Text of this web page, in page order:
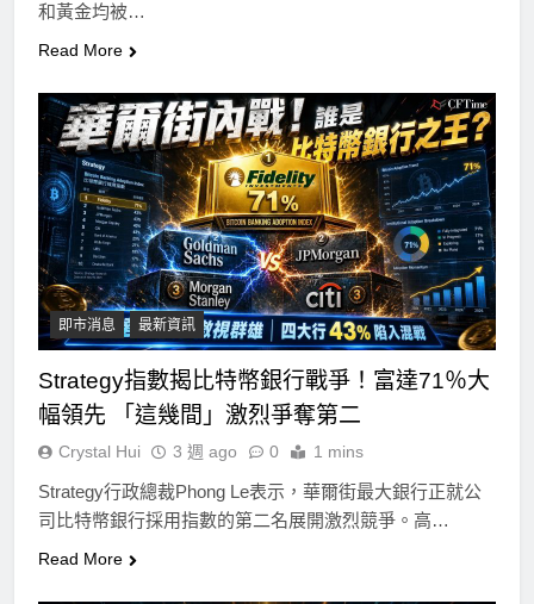
和黃金均被…
Read More
即市消息 最新資訊
Strategy指數揭比特幣銀行戰爭！富達71％大
幅領先 「這幾間」激烈爭奪第二
Crystal Hui 3 週 ago 0 1 mins
Strategy行政總裁Phong Le表示，華爾街最大銀行正就公
司比特幣銀行採用指數的第二名展開激烈競爭。高…
Read More